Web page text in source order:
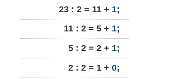
23 : 2 = 11 + 1;
11 : 2 = 5 + 1;
5 : 2 = 2 + 1;
2 : 2 = 1 + 0;